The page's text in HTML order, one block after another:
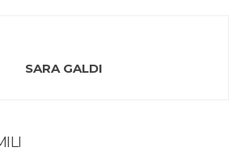
SARA GALDI